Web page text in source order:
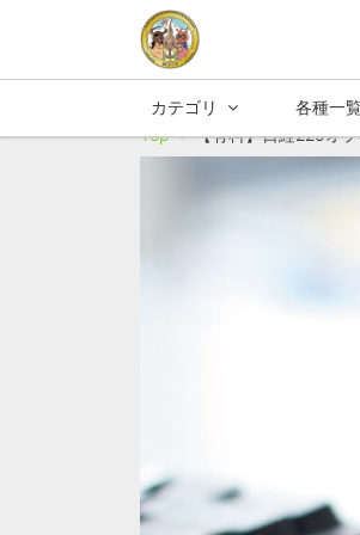
カテゴリ 各種一
Top
【有料】日経225オ